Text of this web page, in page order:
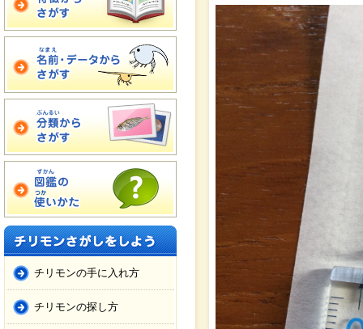
チリモンの手に入れ方
チリモンの探し方